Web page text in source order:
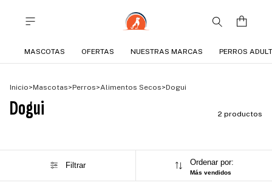
MASCOTAS OFERTAS NUESTRAS MARCAS PERROS
Inicio>Mascotas>Perros>Alimentos Secos>Dogui
Dogui 2 productos
Filtrar Ordenar por:
Más vendidos